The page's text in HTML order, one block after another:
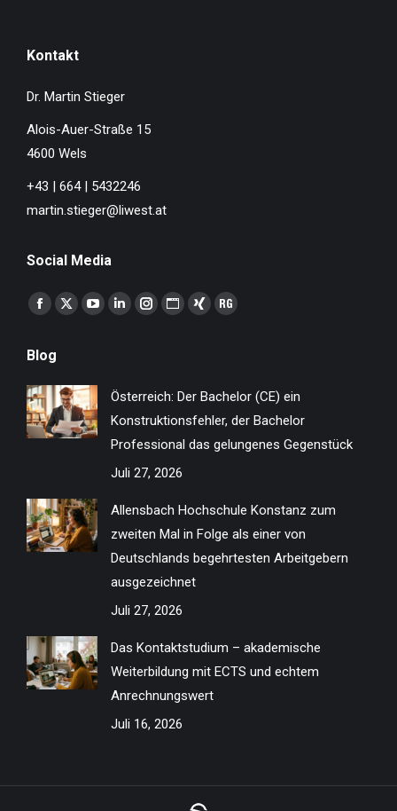
Kontakt
Dr. Martin Stieger
Alois-Auer-Straße 15
4600 Wels
+43 | 664 | 5432246
martin.stieger@liwest.at
Social Media
Finden Sie uns auf:
Facebook
opens
in
new
window
X
in
new
window
YouTube
in
new
window
Linkedin
new
window
Instagram
new
window
Website
new
window
XING
new
window
ResearchGate
new
window
Blog
Österreich: Der Bachelor (CE) ein
Konstruktionsfehler, der Bachelor
Professional das gelungenes Gegenstück
Juli 27, 2026
Allensbach Hochschule Konstanz zum
zweiten Mal in Folge als einer von
Deutschlands begehrtesten Arbeitgebern
ausgezeichnet
Juli 27, 2026
Das Kontaktstudium – akademische
Weiterbildung mit ECTS und echtem
Anrechnungswert
Juli 16, 2026